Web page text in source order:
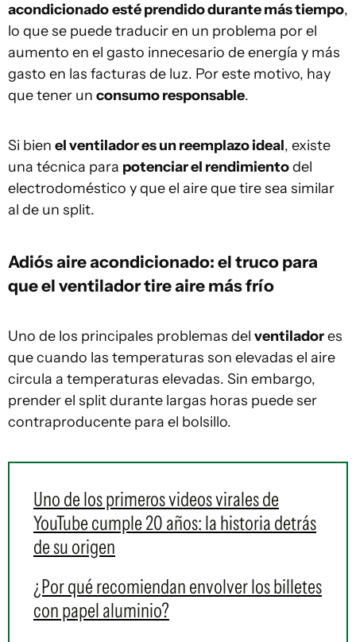
acondicionadoesté prendido durante más tiempo,
lo que se puede traducir en un problema por el
aumento en el gasto innecesario de energía y más
gasto en las facturas de luz. Por este motivo, hay
que tener un consumo responsable.
Si bien el ventilador es un reemplazo ideal, existe
una técnica para potenciar el rendimientodel
electrodoméstico y que el aire que tire sea similar
al de un split.
Adiós aire acondicionado: el truco para
que el ventilador tire aire más frío
Uno de los principales problemas del ventiladores
que cuando las temperaturas son elevadas el aire
circula a temperaturas elevadas. Sin embargo,
prender el split durante largas horas puede ser
contraproducente para el bolsillo.
Uno de los primeros videos virales de
YouTube cumple 20 años: la historia detrás
de su origen
¿Por qué recomiendan envolver los billetes
con papel aluminio?